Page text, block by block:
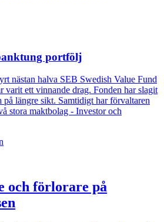
portfölj
nästan halva SEB Swedish Value Fund
varit ett vinnande drag. Fonden har slagit
längre sikt. Samtidigt har förvaltaren
stora maktbolag - Investor och
och förlorare på